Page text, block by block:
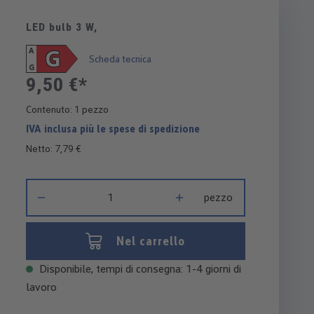
LED bulb 3 W,
A
G
G Scheda tecnica
9,50 €*
Contenuto: 1 pezzo
IVA inclusa più le spese di spedizione
Netto: 7,79 €
pezzo
Nel carrello
Disponibile, tempi di consegna: 1-4 giorni di
lavoro